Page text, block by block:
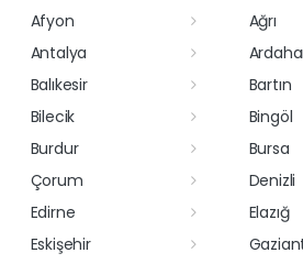
Afyon
Ağrı
Antalya
Balıkesir
Bartın
Bilecik
Bingöl
Burdur
Bursa
Çorum
Denizli
Edirne
Elazığ
Eskişehir